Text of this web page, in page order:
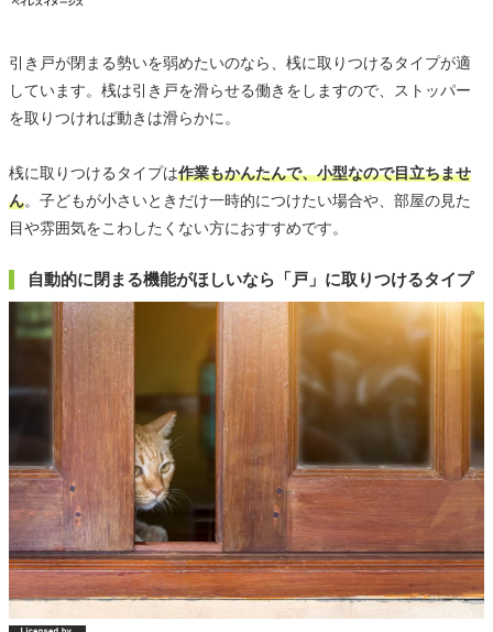
引き戸が閉まる勢いを弱めたいのなら、桟に取りつけるタイプが適
しています。桟は引き戸を滑らせる働きをしますので、ストッパー
を取りつければ動きは滑らかに。
桟に取りつけるタイプは作業もかんたんで、小型なので目立ちませ
ん。子どもが小さいときだけ一時的につけたい場合や、部屋の見た
目や雰囲気をこわしたくない方におすすめです。
自動的に閉まる機能がほしいなら「戸」に取りつけるタイプ